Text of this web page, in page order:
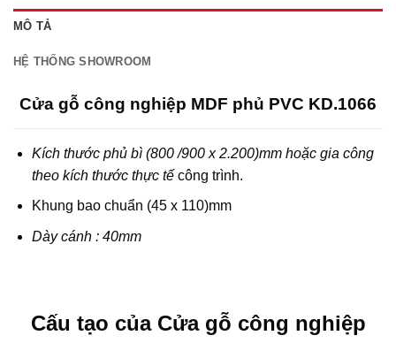
MÔ TẢ
HỆ THỐNG SHOWROOM
Cửa gỗ công nghiệp MDF phủ PVC KD.1066
Kích thước phủ bì (800 /900 x 2.200)mm hoặc gia công
theo kích thước thực tế công trình.
Khung bao chuẩn (45 x 110)mm
Dày cánh : 40mm
Cấu tạo của Cửa gỗ công nghiệp